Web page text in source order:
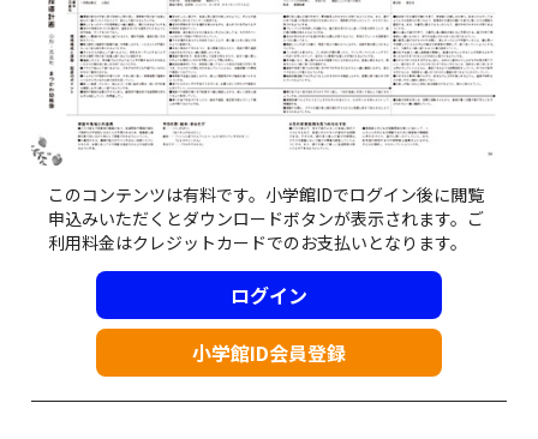
このコンテンツは有料です。小学館IDでログイン後に閲覧
申込みいただくとダウンロードボタンが表示されます。ご
利用料金はクレジットカードでのお支払いとなります。
ログイン
小学館ID会員登録